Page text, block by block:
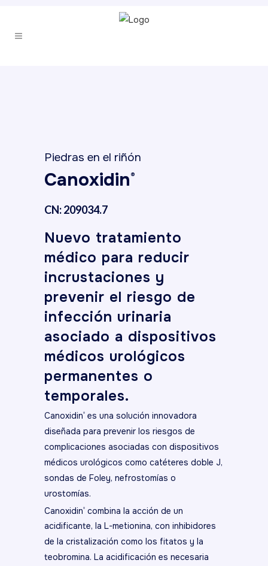
Piedras en el riñón
Canoxidin®
CN: 209034.7
Nuevo tratamiento
médico para reducir
incrustaciones y
prevenir el riesgo de
infección urinaria
asociado a dispositivos
médicos urológicos
permanentes o
temporales.
Canoxidin® es una solución innovadora
diseñada para prevenir los riesgos de
complicaciones asociadas con dispositivos
médicos urológicos como catéteres doble J,
sondas de Foley, nefrostomías o
urostomías.
Canoxidin® combina la acción de un
acidificante, la L-metionina, con inhibidores
de la cristalización como los fitatos y la
teobromina. La acidificación es necesaria